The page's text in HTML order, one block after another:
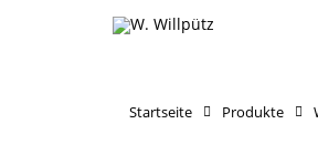
Startseite Produkte